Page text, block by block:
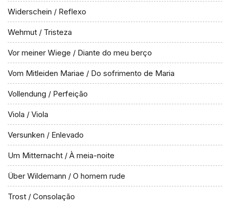
Widerschein / Reflexo
Wehmut / Tristeza
Vor meiner Wiege / Diante do meu berço
Vom Mitleiden Mariae / Do sofrimento de Maria
Vollendung / Perfeição
Viola / Viola
Versunken / Enlevado
Um Mitternacht / À meia-noite
Über Wildemann / O homem rude
Trost / Consolação